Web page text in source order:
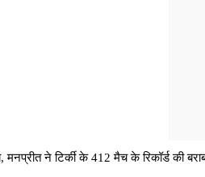
ने टिर्की के 412 मैच के रिकॉर्ड की